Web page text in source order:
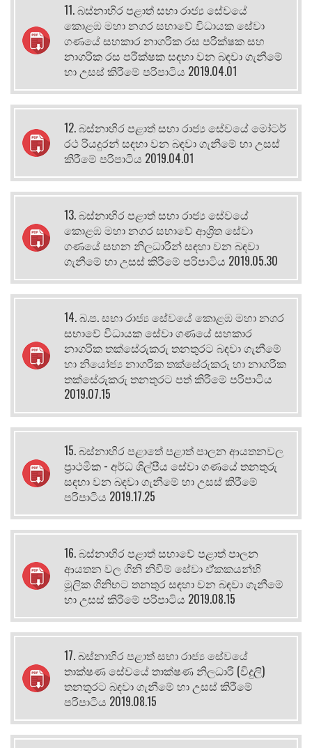
11. බස්නාහිර පළාත් සභා රාජ්‍ය සේවයේ
කොළඹ මහා නගර සභාවේ විධායක සේවා
ගණයේ සහකාර නාගරික රස පරීක්ෂක සහ
නාගරික රස පරීක්ෂක සඳහා වන බඳවා ගැනීමේ
හා උසස් කිරීමේ පරිපාටිය 2019.04.01
12. බස්නාහිර පළාත් සභා රාජ්‍ය සේවයේ මෝටර්
රථ රියදුරන් සඳහා වන බඳවා ගැනීමේ හා උසස්
කිරීමේ පරිපාටිය 2019.04.01
13. බස්නාහිර පළාත් සභා රාජ්‍ය සේවයේ
කොළඹ මහා නගර සභාවේ ආශ්‍රිත සේවා
ගණයේ සහන නිලධාරීන් සඳහා වන බඳවා
ගැනීමේ හා උසස් කිරීමේ පරිපාටිය 2019.05.30
14. බ.ප. සභා රාජ්‍ය සේවයේ කොළඹ මහා නගර
සභාවේ විධායක සේවා ගණයේ සහකාර
නාගරික තක්සේරුකරු තනතුරට බඳවා ගැනීමේ
හා නියෝජ්‍ය නාගරික තක්සේරුකරු හා නාගරික
තක්සේරුකරු තනතුරට පත් කිරීමේ පරිපාටිය
2019.07.15
15. බස්නාහිර පළාතේ පළාත් පාලන ආයතනවල
ප්‍රාථමික - අර්ධ ශිල්පීය සේවා ගණයේ තනතුරු
සඳහා වන බඳවා ගැනීමේ හා උසස් කිරීමේ
පරිපාටිය 2019.17.25
16. බස්නාහිර පළාත් සභාවේ පළාත් පාලන
ආයතන වල ගිනි නිවීම් සේවා ඒ්කකයන්හි
මූලික ගිනිභට තනතුර සඳහා වන බඳවා ගැනීමේ
හා උසස් කිරීමේ පරිපාටිය 2019.08.15
17. බස්නාහිර පළාත් සභා රාජ්‍ය සේවයේ
තාක්ෂණ සේවයේ තාක්ෂණ නිලධාරී (විදුලි)
තනතුරට බඳවා ගැනීමේ හා උසස් කිරීමේ
පරිපාටිය 2019.08.15